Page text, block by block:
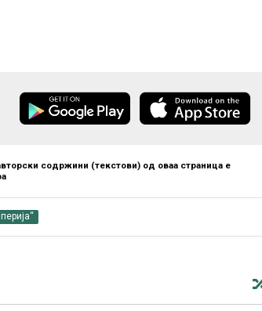
содржини (текстови) од оваа страница е